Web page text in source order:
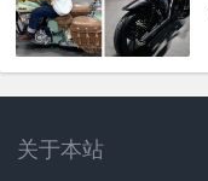
关于本站